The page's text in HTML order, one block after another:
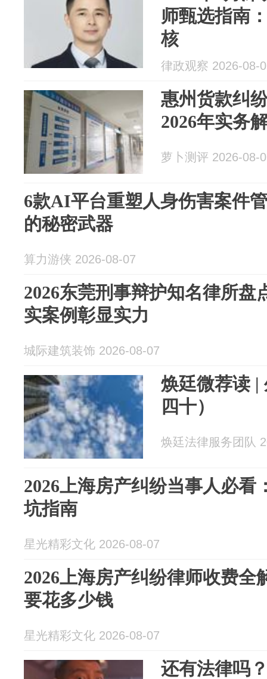
师甄选指南
核
律政观察 2026-08-
惠州货款纠
2026年实务
萝卜测评 2026-08-
6款AI平台重塑人身伤害案件
的秘密武器
算力游侠 2026-08-07
2026东莞刑事辩护知名律所盘
实案例彰显实力
城际建筑装饰 2026-08-07
焕廷微荐读 |
四十）
焕廷法律服务团队
2026上海房产纠纷当事人必看
坑指南
星光精彩文化 2026-08-07
2026上海房产纠纷律师收费全
要花多少钱
星光精彩文化 2026-08-07
还有法律吗